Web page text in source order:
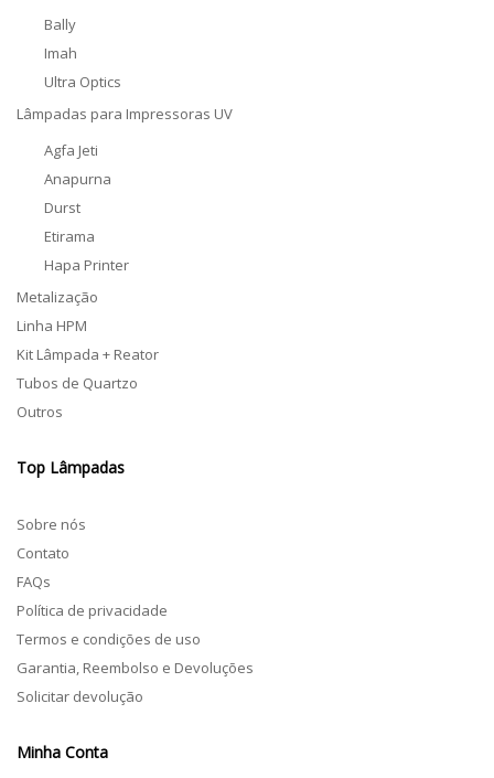
Bally
Imah
Ultra Optics
Lâmpadas para Impressoras UV
Agfa Jeti
Anapurna
Durst
Etirama
Hapa Printer
Metalização
Linha HPM
Kit Lâmpada + Reator
Tubos de Quartzo
Outros
Top Lâmpadas
Sobre nós
Contato
FAQs
Política de privacidade
Termos e condições de uso
Garantia, Reembolso e Devoluções
Solicitar devolução
Minha Conta